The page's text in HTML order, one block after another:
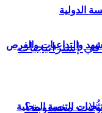
والتداعيات والفرص
الدولية
التنمية المحلية